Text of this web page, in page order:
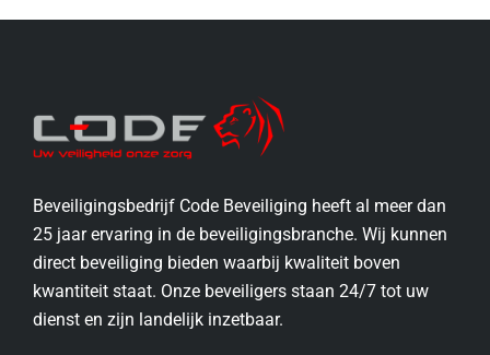
Beveiligingsbedrijf Code Beveiliging heeft al meer dan
25 jaar ervaring in de beveiligingsbranche. Wij kunnen
direct beveiliging bieden waarbij kwaliteit boven
kwantiteit staat. Onze beveiligers staan 24/7 tot uw
dienst en zijn landelijk inzetbaar.